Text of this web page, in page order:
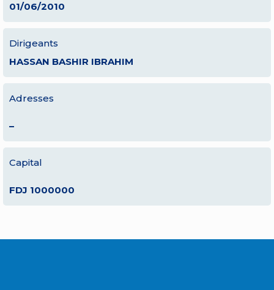
01/06/2010
Dirigeants
HASSAN BASHIR IBRAHIM
Adresses
–
Capital
FDJ 1000000